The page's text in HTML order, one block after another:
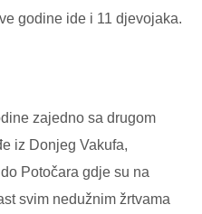
godine ide i 11 djevojaka.
zajedno sa drugom
iz Donjeg Vakufa,
Potočara gdje su na
svim nedužnim žrtvama